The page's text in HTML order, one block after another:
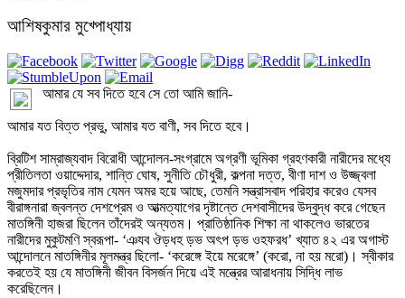
আশিষকুমার মুখ্পোধ্যায়
আমার যে সব দিতে হবে সে তো আমি জানি-
আমার যত বিত্ত প্রভু, আমার যত বাণী, সব দিতে হবে।
ব্রিটিশ সাম্রাজ্যবাদ বিরোধী আন্দোলন-সংগ্রামে অগ্রণী ভূমিকা গ্রহণকারী নারীদের মধ্যে
প্রীতিলতা ওয়াদ্দেদার, শান্তি ঘোষ, সুনীতি চৌধুরী, কল্পনা দত্ত, বীণা দাশ ও উজ্জ্বলা
মজুমদার প্রভৃতির নাম যেমন অমর হয়ে আছে, তেমনি সন্ত্রাসবাদ পরিহার করেও যেসব
বীরাঙ্গনারা জ্বলন্ত দেশপ্রেম ও আত্মত্যাগের দৃষ্টান্তে দেশবাসীদের উদ্বুদ্ধ করে গেছেন
মাতঙ্গিনী হাজরা ছিলেন তাঁদেরই অন্যতম। প্রাতিষ্ঠানিক শিক্ষা না থাকলেও ভারতের
নারীদের মুকুটমণি স্বরূপা- ‘ঞযব ঔড়ধহ ড়ভ অৎপ ড়ভ ওহফরধ’ খ্যাত ৪২ এর অগাস্ট
আন্দোলনে মাতঙ্গিনীর মূলমন্ত্র ছিলো- ‘করেঙ্গে ইয়ে মরেঙ্গে’ (করো, না হয় মরো)। স্বীকার
করতেই হয় যে মাতঙ্গিনী জীবন বিসর্জন দিয়ে এই মন্ত্রের আরাধনায় সিদ্ধি লাভ
করেছিলেন।